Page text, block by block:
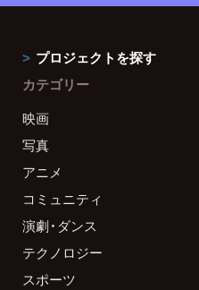
プロジェクトを探す
カテゴリー
映画
写真
アニメ
コミュニティ
演劇・ダンス
テクノロジー
スポーツ